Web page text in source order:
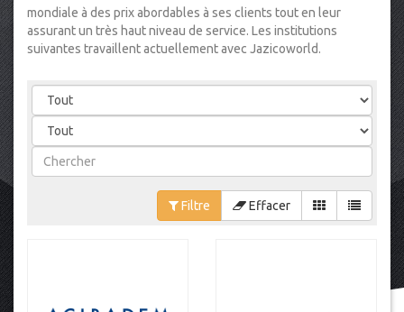
mondiale à des prix abordables à ses clients tout en leur
assurant un très haut niveau de service. Les institutions
suivantes travaillent actuellement avec Jazicoworld.
Filtre Effacer